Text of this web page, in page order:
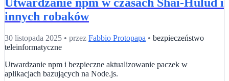
innych robaków
30 listopada 2025 • przez Fabbio Protopapa • bezpieczeństwo
teleinformatyczne
Utwardzanie npm i bezpieczne aktualizowanie paczek w
aplikacjach bazujących na Node.js.